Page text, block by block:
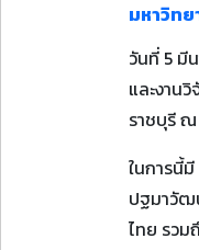
มหาวิท
วันที่ 5 มี
และงาน
ราชบุรี ณ
ในการนี้
ปฐมาวัฒ
ไทย รว